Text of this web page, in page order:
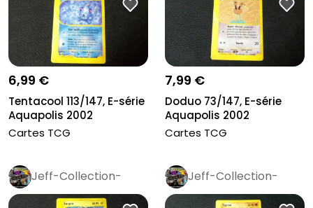
6,99 €
Tentacool 113/147, E-série
Aquapolis 2002
Cartes TCG
7,99 €
Doduo 73/147, E-série
Aquapolis 2002
Cartes TCG
Jeff-Collection-
Rétro Pro
Jeff-Collection-
Rétro Pro